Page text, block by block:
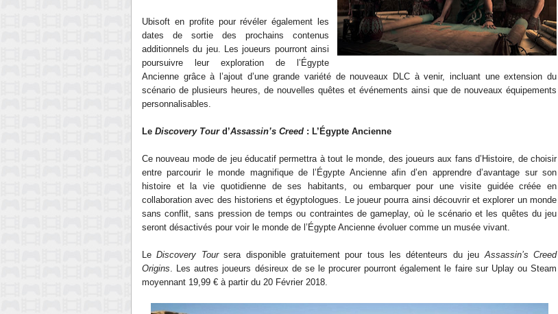
Ubisoft en profite pour révéler également les
dates de sortie des prochains contenus
additionnels du jeu. Les joueurs pourront ainsi
poursuivre leur exploration de l’Égypte
Ancienne grâce à l’ajout d’une grande variété de nouveaux DLC à venir, incluant une extension du
scénario de plusieurs heures, de nouvelles quêtes et événements ainsi que de nouveaux équipements
personnalisables.
Le Discovery Tourd’Assassin’s Creed : L’Égypte Ancienne
Ce nouveau mode de jeu éducatif permettra à tout le monde, des joueurs aux fans d’Histoire, de choisir
entre parcourir le monde magnifique de l’Égypte Ancienne afin d’en apprendre d’avantage sur son
histoire et la vie quotidienne de ses habitants, ou embarquer pour une visite guidée créée en
collaboration avec des historiens et égyptologues. Le joueur pourra ainsi découvrir et explorer un monde
sans conflit, sans pression de temps ou contraintes de gameplay, où le scénario et les quêtes du jeu
seront désactivés pour voir le monde de l’Égypte Ancienne évoluer comme un musée vivant.
LeDiscovery Toursera disponible gratuitement pour tous les détenteurs du jeuAssassin’s Creed
Origins. Les autres joueurs désireux de se le procurer pourront également le faire sur Uplay ou Steam
moyennant 19,99 € à partir du 20 Février 2018.